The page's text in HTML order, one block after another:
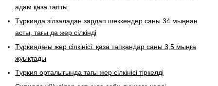
адам қаза тапты
Түркияда зілзаладан зардап шеккендер саны 34 мыңнан
асты, тағы да жер сілкінді
Түркиядағы жер сілкінісі: қаза тапқандар саны 3,5 мыңға
жуықтады
Түркия орталығында тағы жер сілкінісі тіркелді